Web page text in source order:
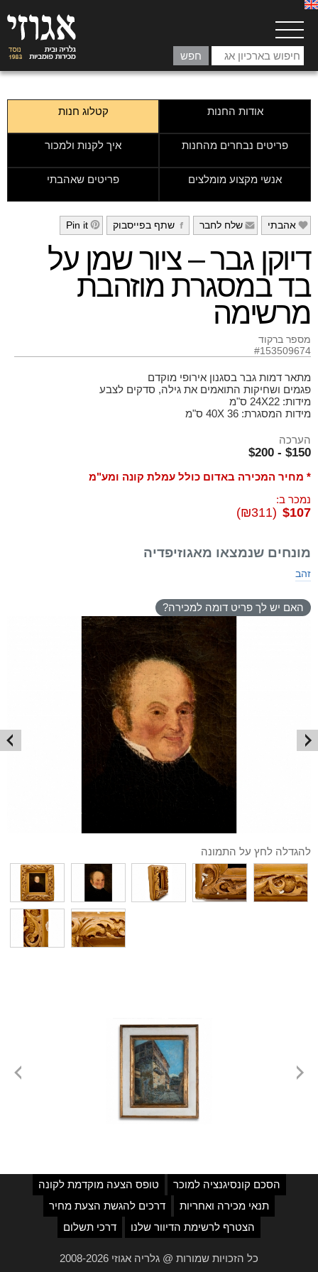
אודות החנות קטלוג חנות
פריטים נבחרים מהחנות איך לקנות ולמכור
אנשי מקצוע מומלצים פריטים שאהבתי
e אהבתי f שלח לחבר g שתף בפייסבוק h
Pin it
דיוקן גבר – ציור שמן על
בד במסגרת מוזהבת
מרשימה
מספר ברקוד
#153509674
מתאר דמות גבר בסגנון אירופי מוקדם
פגמים ושחיקות התואמים את גילה, סדקים לצבע
מידות: 24X22 ס"מ
מידות המסגרת: 40X 36 ס"מ
הערכה
$150 - $200
* מחיר המכירה באדום כולל עמלת קונה ומע"מ
נמכר ב:
$107
(₪311)
מונחים שנמצאו מאגוזיפדיה
זהב
האם יש לך פריט דומה למכירה?
להגדלה לחץ על התמונה
הסכם קונסיגנציה למוכר
טופס הצעה מוקדמת לקונה
תנאי מכירה ואחריות
דרכים להגשת הצעת מחיר
הצטרף לרשימת הדיוור שלנו
דרכי תשלום
כל הזכויות שמורות @ גלריה אגוזי 2008-2026